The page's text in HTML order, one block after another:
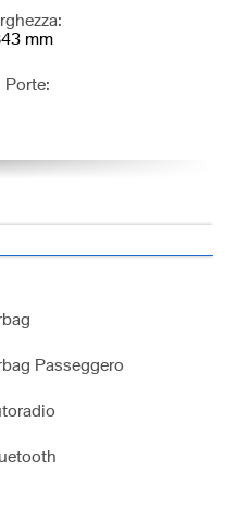
mm
Porte:
Passeggero